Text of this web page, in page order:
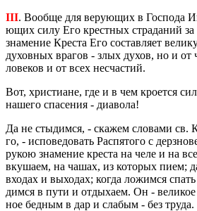
III. Во­об­ще для ве­ру­ю­щих в Гос­по­да
ю­щих силу Его крест­ных стра­да­ний за
зна­ме­ние Кре­ста Его со­став­ля­ет
ду­хов­ных вра­гов - злых духов, но и
ло­ве­ков и от всех несча­стий.
Вот, хри­сти­ане, где и в чем кро­ет­ся
на­ше­го спа­се­ния - диа­во­ла!
Да не сты­дим­ся, - ска­жем сло­ва­ми св.
го, - ис­по­ве­до­вать Рас­пя­то­го с
рукою зна­ме­ние кре­ста на челе и на
вку­ша­ем, на чашах, из ко­то­рых пием;
вхо­дах и вы­хо­дах; когда ло­жим­ся
дим­ся в пути и от­ды­ха­ем. Он -
ное бед­ным в дар и сла­бым - без труда.